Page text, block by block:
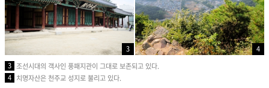
3
4
3 조선시대의 객사인 풍패지관이 그대로 보존되고 있다.
4 치명자산은 천주교 성지로 불리고 있다.